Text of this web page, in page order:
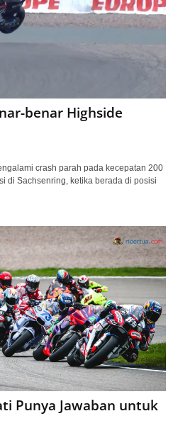
benar Highside
crash parah pada kecepatan 200
di Sachsenring, ketika berada di posisi
Punya Jawaban untuk